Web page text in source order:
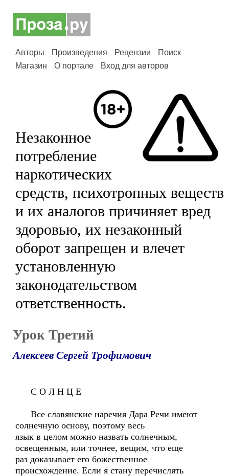
Авторы Произведения Рецензии
Поиск
Магазин
О портале Вход для авторов
Незаконное
потребление
наркотических
средств, психотропных веществ
и их аналогов причиняет вред
здоровью, их незаконный
оборот запрещен и влечет
установленную
законодательством
ответственность.
Урок Третий
Алексеев Сергей Трофимович
С О Л Н Ц Е
Все славянские наречия Дара Речи имеют
солнечную основу, поэтому весь
язык в целом можно назвать солнечным,
освещенным, или точнее, вещим, что еще
раз доказывает его божественное
происхождение. Если я стану перечислять